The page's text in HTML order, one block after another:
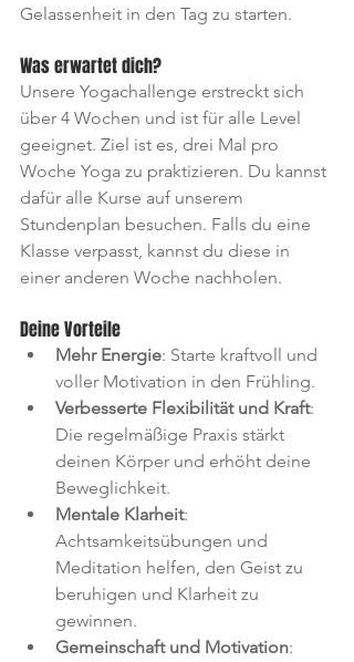
Gelassenheit in den Tag zu starten.
Was erwartet dich?
Unsere Yogachallenge erstreckt sich
über 4 Wochen und ist für alle Level
geeignet. Ziel ist es, drei Mal pro
Woche Yoga zu praktizieren. Du kannst
dafür alle Kurse auf unserem
Stundenplan besuchen. Falls du eine
Klasse verpasst, kannst du diese in
einer anderen Woche nachholen.
Deine Vorteile
Mehr Energie: Starte kraftvoll und
voller Motivation in den Frühling.
Verbesserte Flexibilität und Kraft:
Die regelmäßige Praxis stärkt
deinen Körper und erhöht deine
Beweglichkeit.
Mentale Klarheit:
Achtsamkeitsübungen und
Meditation helfen, den Geist zu
beruhigen und Klarheit zu
gewinnen.
Gemeinschaft und Motivation: